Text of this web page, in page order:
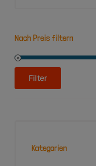
Nach Preis filtern
Max.
Filter
Kategorien